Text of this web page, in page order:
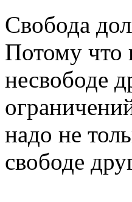
Свобода
Потому что
несвободе
надо не
свободе